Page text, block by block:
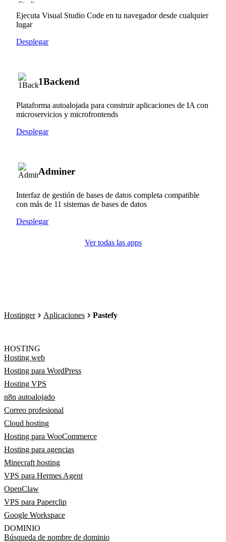
Ejecuta Visual Studio Code en tu navegador desde cualquier
lugar
Desplegar
1Backend
Plataforma autoalojada para construir aplicaciones de IA con
microservicios y microfrontends
Desplegar
Adminer
Interfaz de gestión de bases de datos completa compatible
con más de 11 sistemas de bases de datos
Desplegar
Ver todas las apps
Hostinger Aplicaciones Pastefy
HOSTING
Hosting web
Hosting para WordPress
Hosting VPS
n8n autoalojado
Correo profesional
Cloud hosting
Hosting para WooCommerce
Hosting para agencias
Minecraft hosting
VPS para Hermes Agent
OpenClaw
VPS para Paperclip
Google Workspace
DOMINIO
Búsqueda de nombre de dominio